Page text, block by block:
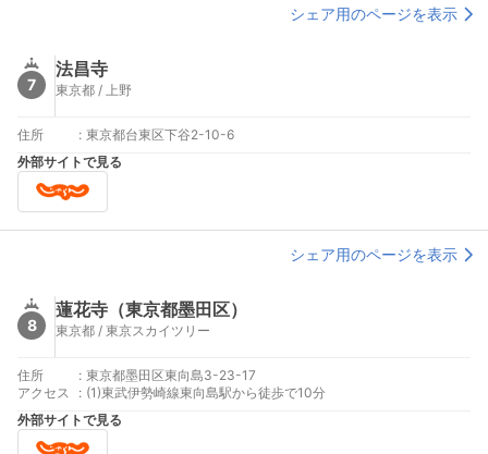
シェア用のページを表示
7
法昌寺
東京都 / 上野
住所 : 東京都台東区下谷2-10-6
外部サイトで見る
シェア用のページを表示
8
蓮花寺（東京都墨田区）
東京都 / 東京スカイツリー
住所 : 東京都墨田区東向島3-23-17
アクセス
: (1)東武伊勢崎線東向島駅から徒歩で10分
外部サイトで見る